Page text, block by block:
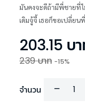
มันคงจะดีถ้ามีพี่ชายที่ไ
เดิมจู้จี้ เธอก็ขอเปลี่ยน
203.15 บ
239บาท -15%
จำนวน